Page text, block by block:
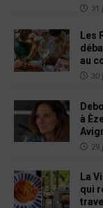
31
Les
au
30
à
29
La
qui